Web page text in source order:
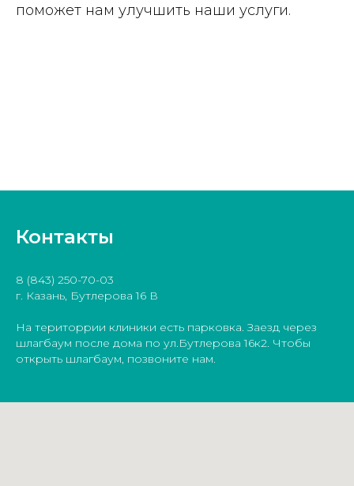
поможет нам улучшить наши услуги.
Контакты
8 (843) 250-70-03
г. Казань, Бутлерова 16 В
На територрии клиники есть парковка. Заезд через
шлагбаум после дома по ул.Бутлерова 16к2. Чтобы
открыть шлагбаум, позвоните нам.